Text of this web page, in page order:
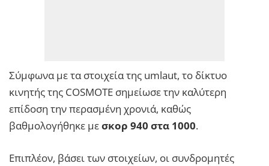
Σύμφωνα με τα στοιχεία της umlaut, το δίκτυο
κινητής της COSMOTE σημείωσε την καλύτερη
επίδοση την περασμένη χρονιά, καθώς
βαθμολογήθηκε μεσκορ 940 στα 1000.
Επιπλέον, βάσει των στοιχείων, οι συνδρομητές